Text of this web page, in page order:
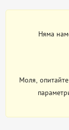
Няма
Моля,